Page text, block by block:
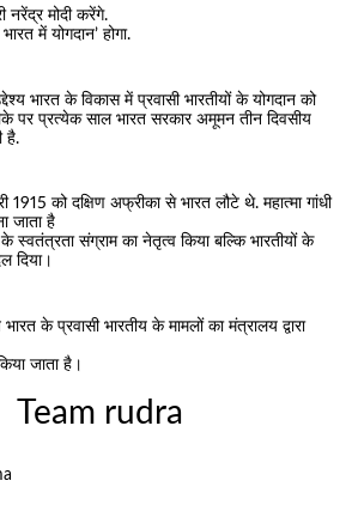
नरेंद्र मोदी करेंगे.
में योगदान’ होगा.
भारत के विकास में प्रवासी भारतीयों के योगदान को
पर प्रत्येक साल भारत सरकार अमूमन तीन दिवसीय
है.
1915 को दक्षिण अफ्रीका से भारत लौटे थे. महात्मा गांधी
जाता है
स्वतंत्रता संग्राम का नेतृत्व किया बल्कि भारतीयों के
दिया।
भारत के प्रवासी भारतीय के मामलों का मंत्रालय द्वारा
किया जाता है।
Team rudra